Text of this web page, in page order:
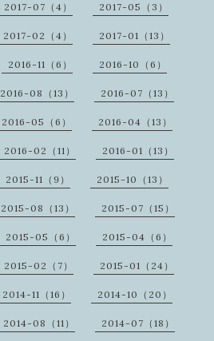
2017-07（4） 2017-05（3）
2017-02（4） 2017-01（13）
2016-11（6） 2016-10（6）
2016-08（13） 2016-07（13）
2016-05（6） 2016-04（13）
2016-02（11） 2016-01（13）
2015-11（9） 2015-10（13）
2015-08（13） 2015-07（15）
2015-05（6） 2015-04（6）
2015-02（7） 2015-01（24）
2014-11（16） 2014-10（20）
2014-08（11） 2014-07（18）